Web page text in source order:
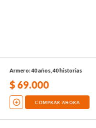
Armero: 40 años, 40 historias
$69.000
COMPRAR AHORA